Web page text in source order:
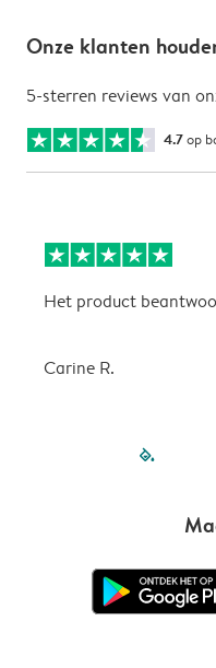
Onze klanten
5-sterren reviews van
4.7op
Het product
Carine R.